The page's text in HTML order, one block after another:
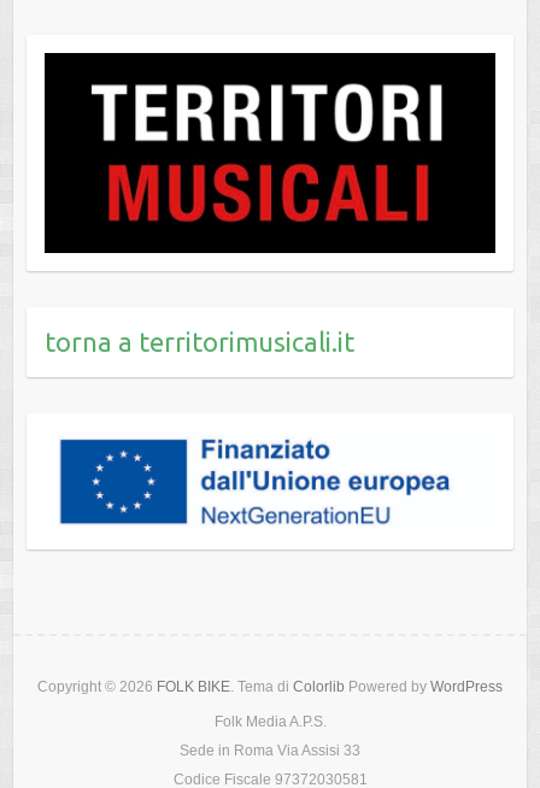
torna a territorimusicali.it
Copyright © 2026 FOLK BIKE. Tema di Colorlib Powered by WordPress
Folk Media A.P.S.
Sede in Roma Via Assisi 33
Codice Fiscale 97372030581